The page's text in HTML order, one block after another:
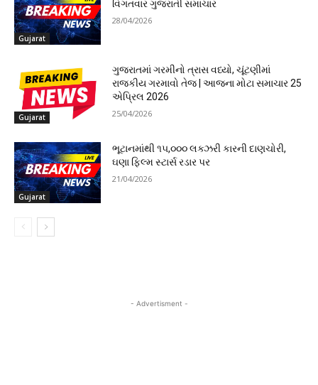
Gujarat
વિગતવાર ગુજરાતી સમાચાર
28/04/2026
Gujarat
ગુજરાતમાં ગરમીનો ત્રાસ વધ્યો, ચૂંટણીમાં
રાજકીય ગરમાવો તેજ | આજના મોટા સમાચાર 25
એપ્રિલ 2026
25/04/2026
Gujarat
ભૂટાનમાંથી ૧૫,૦૦૦ લક્ઝરી કારની દાણચોરી,
ઘણા ફિલ્મ સ્ટાર્સ રડાર પર
21/04/2026
- Advertisment -